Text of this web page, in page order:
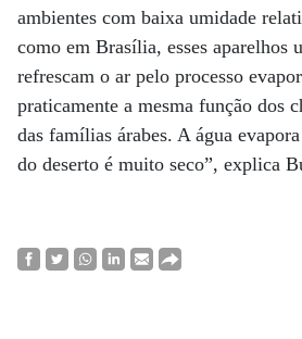
ambientes com baixa umidade
como em Brasília, esses aparelhos
refrescam o ar pelo processo
praticamente a mesma função dos
das famílias árabes. A água
do deserto é muito seco”, explica